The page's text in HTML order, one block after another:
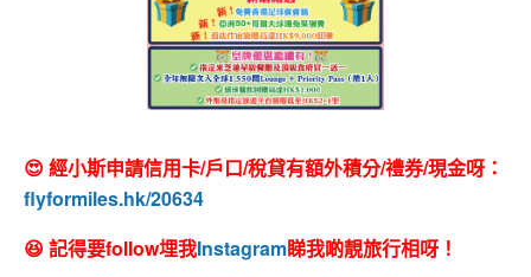
😍 經小斯申請信用卡/戶口/稅貸有額外積分/禮券/現金呀：
flyformiles.hk/20634
😆 記得要follow埋我Instagram睇我啲靚旅行相呀！